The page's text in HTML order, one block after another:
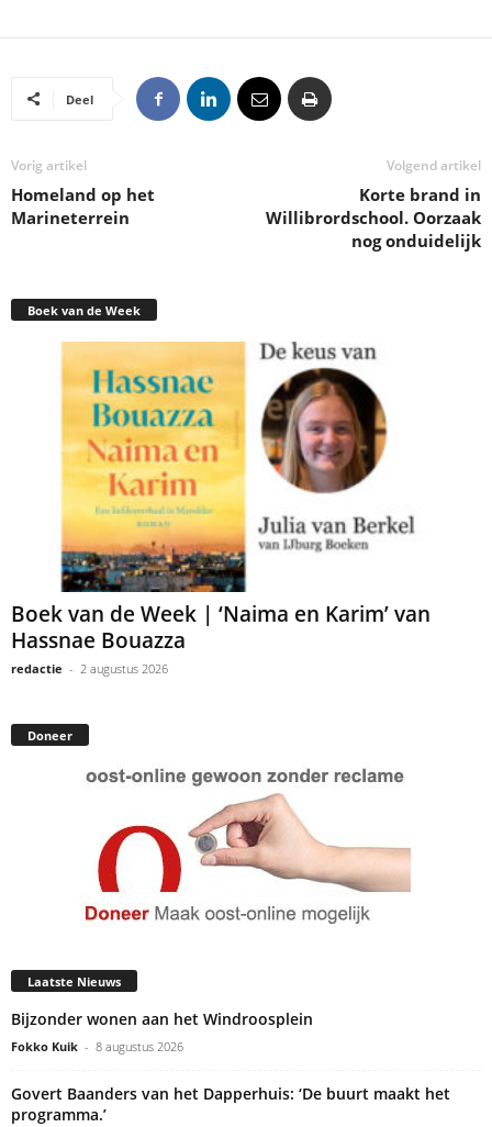
Deel
Vorig artikel
Homeland op het
Marineterrein
Volgend artikel
Korte brand in
Willibrordschool. Oorzaak
nog onduidelijk
Boek van de Week
Boek van de Week | ‘Naima en Karim’ van
Hassnae Bouazza
redactie - 2 augustus 2026
Doneer
Laatste Nieuws
Bijzonder wonen aan het Windroosplein
Fokko Kuik - 8 augustus 2026
Govert Baanders van het Dapperhuis: ‘De buurt maakt het
programma.’